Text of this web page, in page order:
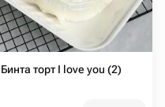
Бинта торт I love you (2)